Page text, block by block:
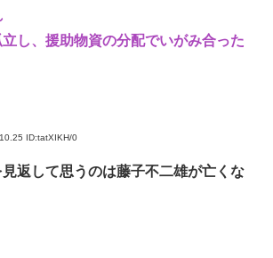
し、援助物資の分配でいがみ合った
ID:tatXIKH/0
見返して思うのは藤子不二雄が亡くな